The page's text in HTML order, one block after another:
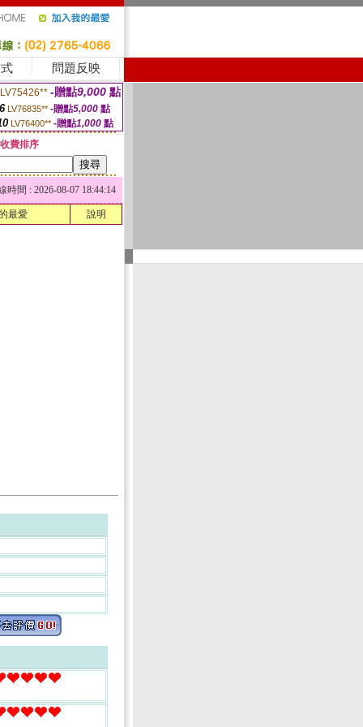
問題反映
LV75426** -贈點9,000 點
LV76835** -贈點5,000點
LV76400** -贈點1,000 點
費排序
時間 : 2026-08-07 18:44:14
最愛 說明